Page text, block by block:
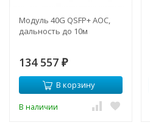
Модуль 40G QSFP+ AOC,
дальность до 10м
134 557 ₽
В корзину
В наличии